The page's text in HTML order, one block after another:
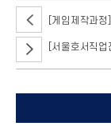
[게임제작과
[서울호서직